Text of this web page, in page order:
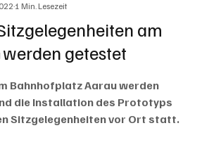
am
getestet
1 Min. Lesezeit
bewertet.
Bahnhofplatz Aarau werden
die Installation des Prototyps
Sitzgelegenheiten vor Ort statt.